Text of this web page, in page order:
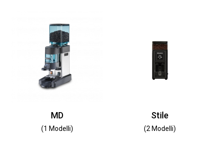
MD
(1 Modelli)
Stile
(2 Modelli)